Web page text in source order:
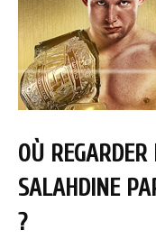
OÙ
SALAHDINE
?